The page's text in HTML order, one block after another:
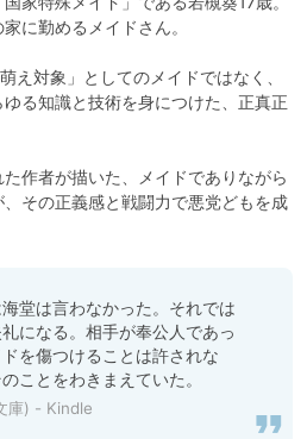
に勤めるメイドさん。
対象」としてのメイドではなく、
る知識と技術を身につけた、正真正
た作者が描いた、メイドでありながら
その正義感と戦闘力で悪党どもを成
海堂は言わなかった。それでは
になる。相手が奉公人であっ
を傷つけることは許されな
ことをわきまえていた。
庫) - Kindle